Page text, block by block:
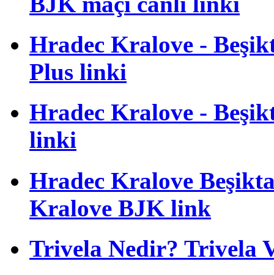
Hradec Kralove -
Plus linki
Hradec Kralove -
linki
Hradec Kralove
Kralove BJK link
Trivela Nedir? Trivela